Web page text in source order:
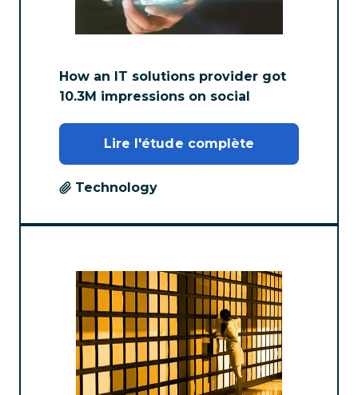
How an IT solutions provider got
10.3M impressions on social
Lire l'étude complète
Technology